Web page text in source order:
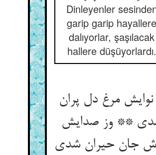
Dinleyenler
garip garip hayallere
dalıyorlar, şaşılacak
hallere düşüyorlardı.
نوایش مرغ دل پران
** وز صدایش